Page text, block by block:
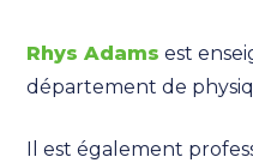
Rhys Adams est
département de
Il est également